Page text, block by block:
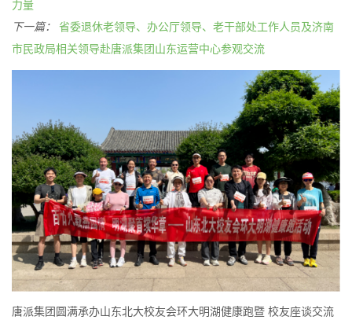
力量
下一篇： 省委退休老领导、办公厅领导、老干部处工作人员及济南
市民政局相关领导赴唐派集团山东运营中心参观交流
唐派集团圆满承办山东北大校友会环大明湖健康跑暨 校友座谈交流